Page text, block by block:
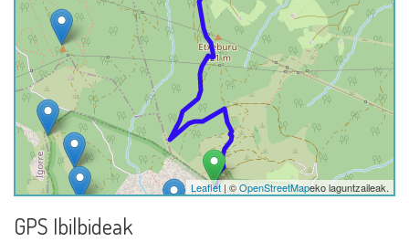
Leaflet| ©OpenStreetMapeko laguntzaileak.
GPS Ibilbideak